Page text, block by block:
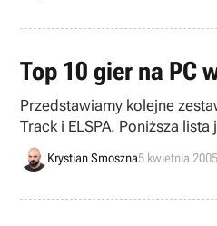
Top 10 gier na PC
Przedstawiamy kolejne
Track i ELSPA. Poniższa
Krystian Smoszna5 kwietnia